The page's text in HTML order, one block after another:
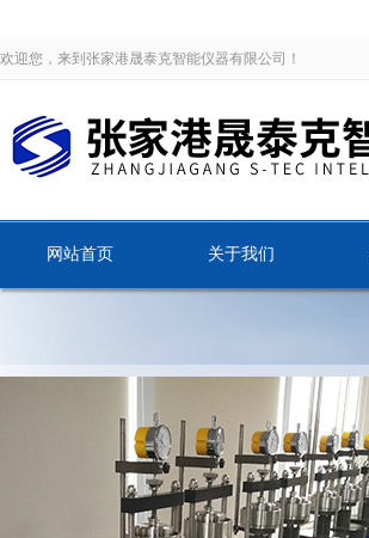
欢迎您，来到张家港晟泰克智能仪器有限公司！
网站首页 关于我们